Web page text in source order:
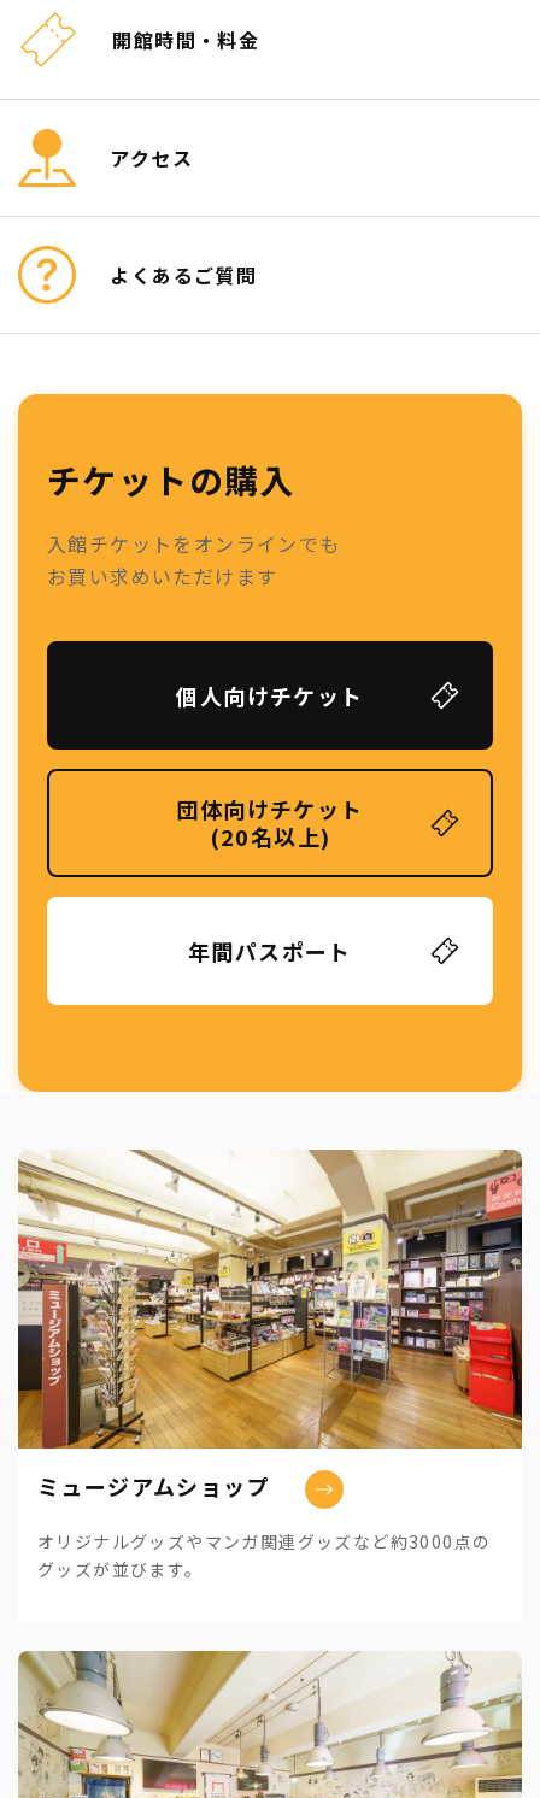
開館時間・料金
アクセス
よくあるご質問
チケットの購入
入館チケットをオンラインでも
お買い求めいただけます
個人向けチケット
団体向けチケット
(20名以上)
年間パスポート
ミュージアムショップ
オリジナルグッズやマンガ関連グッズなど約3000点の
グッズが並びます。